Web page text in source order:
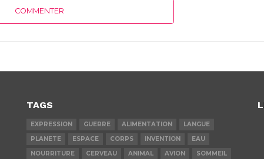
COMMENTER
TAGS
EXPRESSION GUERRE ALIMENTATION
LANGUE
PLANETE
ESPACE CORPS INVENTION
EAU
NOURRITURE
CERVEAU ANIMAL AVION SOMMEIL